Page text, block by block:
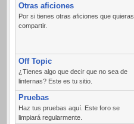
Otras aficiones
Por si tienes otras aficiones que quieras
compartir.
Off Topic
¿Tienes algo que decir que no sea de
linternas? Este es tu sitio.
Pruebas
Haz tus pruebas aquí. Este foro se
limpiará regularmente.